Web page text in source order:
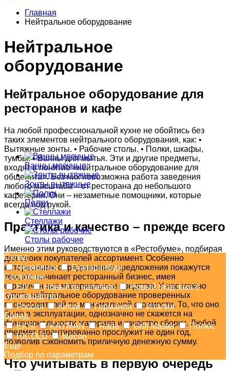
Главная
Нейтральное оборудование
Нейтральное
оборудование
Нейтральное оборудование для
ресторанов и кафе
На любой профессиональной кухне не обойтись без
таких элементов нейтрального оборудования, как: •
Вытяжные зонты. • Рабочие столы. • Полки, шкафы,
тумбы. • Ванны для мытья. Эти и другие предметы,
входят в понятие «нейтральное оборудование для
общепита». Без них невозможна работа заведения
любого масштаба – от ресторана до небольшого
кафетерия. Они – незаметные помощники, которые
всегда под рукой.
Практика и качество – прежде всего
Именно этим руководствуются в «Рестобуме», подбирая
для своих покупателей ассортимент. Особенно
интересными определенные предложения покажутся
тем, кто начинает ресторанный бизнес, имея
ограниченные материальные средства. У нас можно
купить нейтральное оборудование проверенных
производителей по минимальной стоимости. То, что оно
было в эксплуатации, однозначно не скажется на
функциональности материла и качестве сборки. Любой
предмет гарантированно прослужит не один год,
позволив сэкономить приличную денежную сумму.
Что учитывать в первую очередь
Ванны моечные
Зонты вытяжные
Полки
Стеллажи
Столы рабочие
Склад
Челябинск
Екатеринбург
Состояние
Б/У
Новый (в наличии)
Новый (под заказ)
Производство
Россия
Китай Германия
Италия
Бренд
EKSI
KAYMAN Rada Grill Master
Полюс
HICOLD
Mecon
Еще
Подбор по параметрам